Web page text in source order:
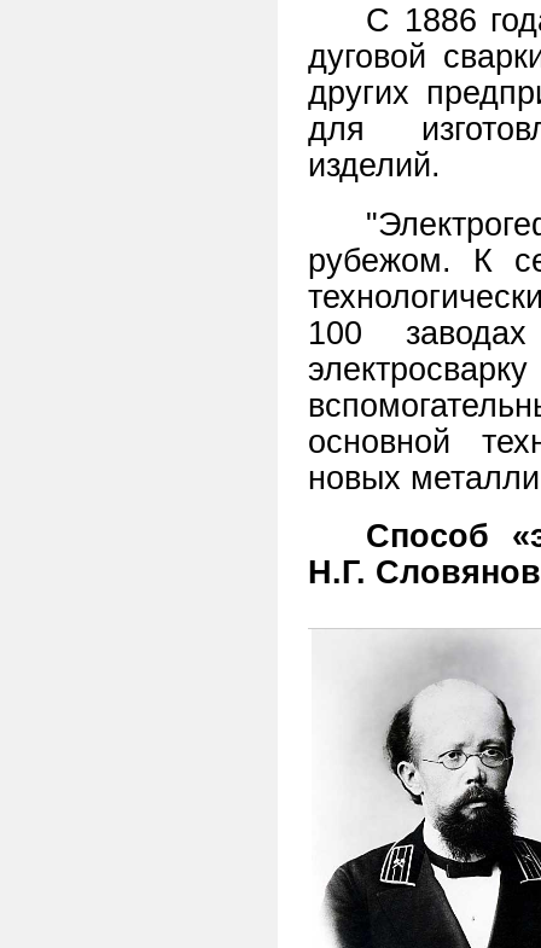
С 1886
дуговой
других
для
изделий.
рубежом. К
100
основной
новых
Способ
Н.Г.